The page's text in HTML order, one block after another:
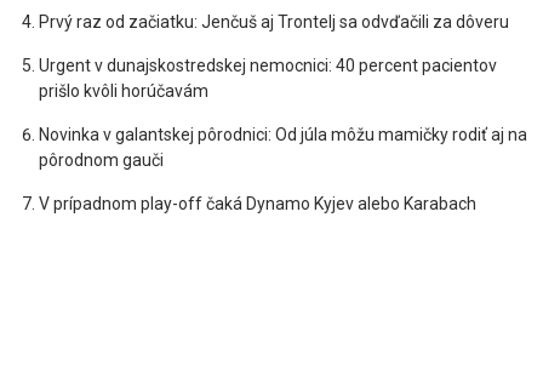
Prvý raz od začiatku: Jenčuš aj Trontelj sa odvďačili za dôveru
Urgent v dunajskostredskej nemocnici: 40 percent pacientov
prišlo kvôli horúčavám
Novinka v galantskej pôrodnici: Od júla môžu mamičky rodiť aj na
pôrodnom gauči
V prípadnom play-off čaká Dynamo Kyjev alebo Karabach